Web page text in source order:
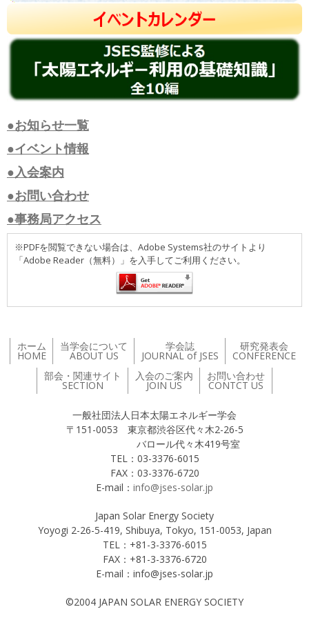
●お知らせ一覧
●イベント情報
●入会案内
●お問い合わせ
●事務局アクセス
※PDFを閲覧できない場合は、Adobe Systems社のサイトより
「Adobe Reader（無料）」を入手してご利用ください。
ホーム
HOME
当学会について
ABOUT US
学会誌
JOURNAL of JSES
研究発表会
CONFERENCE
部会・関連サイト
SECTION
入会のご案内
JOIN US
お問い合わせ
CONTCT US
一般社団法人日本太陽エネルギー学会
〒151-0053 東京都渋谷区代々木2-26-5
バロール代々木419号室
TEL：03-3376-6015
FAX：03-3376-6720
E-mail： info@jses-solar.jp
Japan Solar Energy Society
Yoyogi 2-26-5-419, Shibuya, Tokyo, 151-0053, Japan
TEL：+81-3-3376-6015
FAX：+81-3-3376-6720
E-mail：info@jses-solar.jp
©2004 JAPAN SOLAR ENERGY SOCIETY